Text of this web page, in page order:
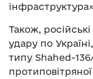
Також,
удару по
типу Shahed-